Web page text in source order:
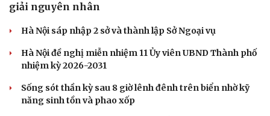
giải nguyên nhân
Hà Nội sáp nhập 2 sở và thành lập Sở Ngoại vụ
Hà Nội đề nghị miễn nhiệm 11 Ủy viên UBND Thành phố
nhiệm kỳ 2026-2031
Sống sót thần kỳ sau 8 giờ lênh đênh trên biển nhờ kỹ
năng sinh tồn và phao xốp